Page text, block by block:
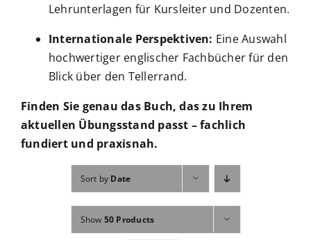
Lehrunterlagen für Kursleiter und Dozenten.
Internationale Perspektiven: Eine Auswahl
hochwertiger englischer Fachbücher für den
Blick über den Tellerrand.
Finden Sie genau das Buch, das zu Ihrem
aktuellen Übungsstand passt – fachlich
fundiert und praxisnah.
Sort by Date
Show 50 Products